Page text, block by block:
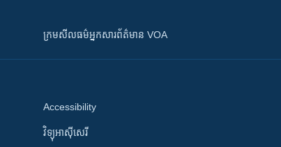
ក្រម​​​សីលធម៌​​​អ្នក​​​សារព័ត៌មាន VOA
Accessibility
វិទ្យុ​អាស៊ី​សេរី